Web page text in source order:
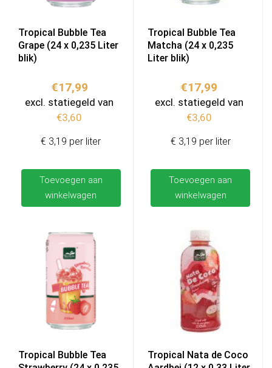
Tropical Bubble Tea
Grape (24 x 0,235 Liter
blik)
€17,99
excl. statiegeld van
€3,60
Toevoegen aan
winkelwagen
€ 3,19 per liter
Tropical Bubble Tea
Matcha (24 x 0,235
Liter blik)
€17,99
excl. statiegeld van
€3,60
Toevoegen aan
winkelwagen
€ 3,19 per liter
Tropical Bubble Tea
Tropical Nata de Coco